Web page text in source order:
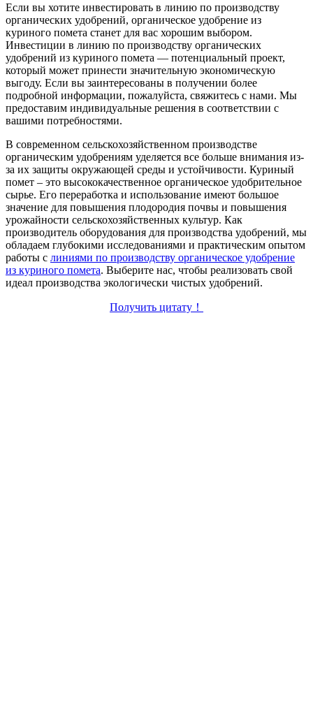
Если вы хотите инвестировать в линию по производству
органических удобрений, органическое удобрение из
куриного помета станет для вас хорошим выбором.
Инвестиции в линию по производству органических
удобрений из куриного помета — потенциальный проект,
который может принести значительную экономическую
выгоду. Если вы заинтересованы в получении более
подробной информации, пожалуйста, свяжитесь с нами. Мы
предоставим индивидуальные решения в соответствии с
вашими потребностями.
В современном сельскохозяйственном производстве
органическим удобрениям уделяется все больше внимания из-
за их защиты окружающей среды и устойчивости. Куриный
помет – это высококачественное органическое удобрительное
сырье. Его переработка и использование имеют большое
значение для повышения плодородия почвы и повышения
урожайности сельскохозяйственных культур. Как
производитель оборудования для производства удобрений, мы
обладаем глубокими исследованиями и практическим опытом
работы с линиями по производству органическое удобрение
из куриного помета. Выберите нас, чтобы реализовать свой
идеал производства экологически чистых удобрений.
Получить цитату！